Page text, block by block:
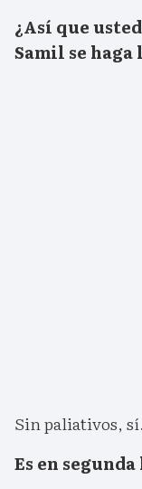
¿Así que
Samil se
Sin paliativos, sí.
Es en